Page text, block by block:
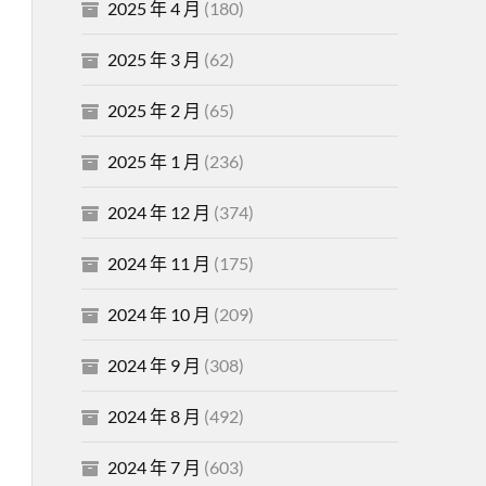
2025 年 4 月 (180)
2025 年 3 月 (62)
2025 年 2 月 (65)
2025 年 1 月 (236)
2024 年 12 月 (374)
2024 年 11 月 (175)
2024 年 10 月 (209)
2024 年 9 月 (308)
2024 年 8 月 (492)
2024 年 7 月 (603)